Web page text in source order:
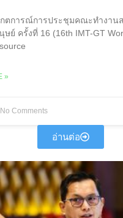
กตการณ์การประชุมคณะทำงา
ย์ ครั้งที่ 16 (16th IMT-GT
»
No Comments
อ่านต่อ